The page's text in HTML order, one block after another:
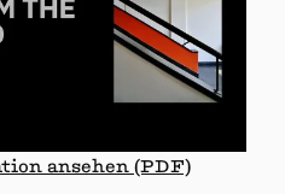
ansehen (PDF)